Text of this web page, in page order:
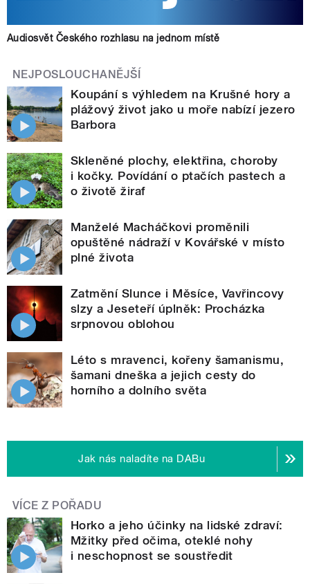
Audiosvět Českého rozhlasu na jednom místě
NEJPOSLOUCHANĚJŠÍ
Koupání s výhledem na Krušné hory a
plážový život jako u moře nabízí jezero
Barbora
Skleněné plochy, elektřina, choroby
i kočky. Povídání o ptačích pastech a
o životě žiraf
Manželé Macháčkovi proměnili
opuštěné nádraží v Kovářské v místo
plné života
Zatmění Slunce i Měsíce, Vavřincovy
slzy a Jeseteří úplněk: Procházka
srpnovou oblohou
Léto s mravenci, kořeny šamanismu,
šamani dneška a jejich cesty do
horního a dolního světa
Jak nás naladíte na DABu
VÍCE Z POŘADU
Horko a jeho účinky na lidské zdraví:
Mžitky před očima, oteklé nohy
i neschopnost se soustředit